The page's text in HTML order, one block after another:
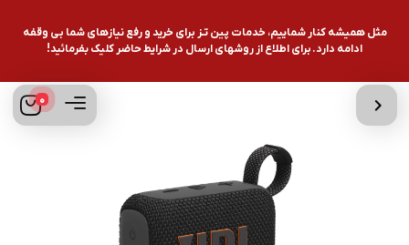
مثل همیشه کنار شماییم، خدمات پین تـز برای خرید و رفع نیازهای شما بی وقفه
ادامه دارد. برای اطلاع از روشهای ارسال در شرایط حاضر کلیک بفرمائید!
0